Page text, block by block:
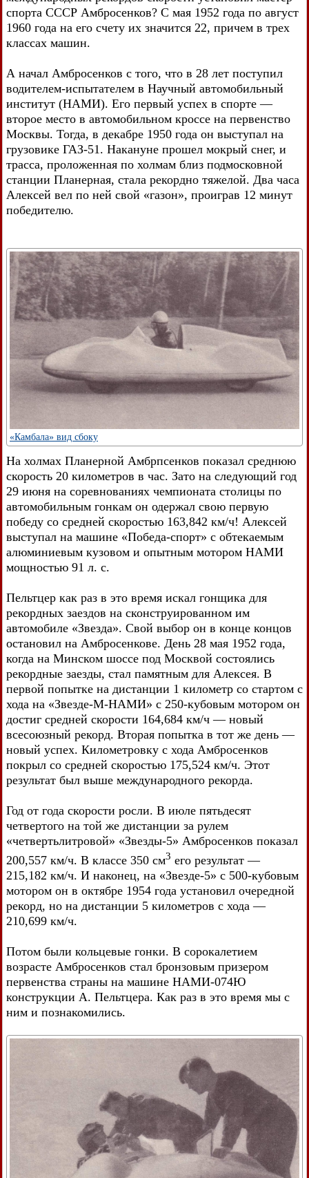
спорта СССР Амбросенков? С мая 1952 года по август
1960 года на его счету их значится 22, причем в трех
классах машин.
А начал Амбросенков с того, что в 28 лет поступил
водителем-испытателем в Научный автомобильный
институт (НАМИ). Его первый успех в спорте —
второе место в автомобильном кроссе на первенство
Москвы. Тогда, в декабре 1950 года он выступал на
грузовике ГАЗ-51. Накануне прошел мокрый снег, и
трасса, проложенная по холмам близ подмосковной
станции Планерная, стала рекордно тяжелой. Два часа
Алексей вел по ней свой «газон», проиграв 12 минут
победителю.
«Камбала» вид сбоку
На холмах Планерной Амбрпсенков показал среднюю
скорость 20 километров в час. Зато на следующий год
29 июня на соревнованиях чемпионата столицы по
автомобильным гонкам он одержал свою первую
победу со средней скоростью 163,842 км/ч! Алексей
выступал на машине «Победа-спорт» с обтекаемым
алюминиевым кузовом и опытным мотором НАМИ
мощностью 91 л. с.
Пельтцер как раз в это время искал гонщика для
рекордных заездов на сконструированном им
автомобиле «Звезда». Свой выбор он в конце концов
остановил на Амбросенкове. День 28 мая 1952 года,
когда на Минском шоссе под Москвой состоялись
рекордные заезды, стал памятным для Алексея. В
первой попытке на дистанции 1 километр со стартом с
хода на «Звезде-М-НАМИ» с 250-кубовым мотором он
достиг средней скорости 164,684 км/ч — новый
всесоюзный рекорд. Вторая попытка в тот же день —
новый успех. Километровку с хода Амбросенков
покрыл со средней скоростью 175,524 км/ч. Этот
результат был выше международного рекорда.
Год от года скорости росли. В июле пятьдесят
четвертого на той же дистанции за рулем
«четвертьлитровой» «Звезды-5» Амбросенков показал
200,557 км/ч. В классе 350 см3 его результат —
215,182 км/ч. И наконец, на «Звезде-5» с 500-кубовым
мотором он в октябре 1954 года установил очередной
рекорд, но на дистанции 5 километров с хода —
210,699 км/ч.
Потом были кольцевые гонки. В сорокалетием
возрасте Амбросенков стал бронзовым призером
первенства страны на машине НАМИ-074Ю
конструкции А. Пельтцера. Как раз в это время мы с
ним и познакомились.